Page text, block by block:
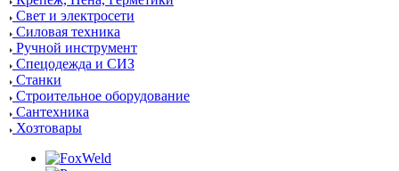
Свет и электросети
Силовая техника
Ручной инструмент
Спецодежда и СИЗ
Станки
Строительное оборудование
Сантехника
Хозтовары